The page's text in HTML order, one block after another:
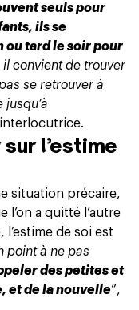
seuls pour
ils se
tard le soir pour
il convient de trouver
se retrouver à
l’estime
situation précaire,
l’on a quitté l’autre
de soi est
point à ne pas
des petites et
et de la nouvelle”,